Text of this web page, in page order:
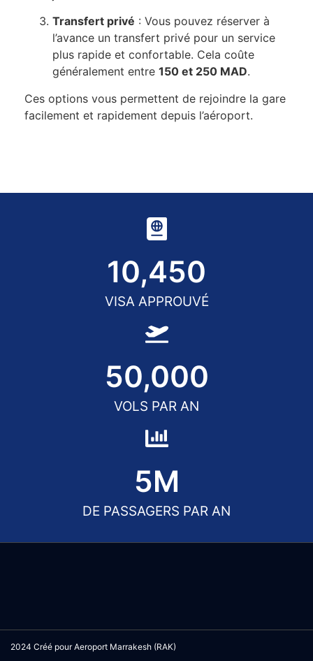
Transfert privé : Vous pouvez réserver à
l’avance un transfert privé pour un service
plus rapide et confortable. Cela coûte
généralement entre 150 et 250 MAD.
Ces options vous permettent de rejoindre la gare
facilement et rapidement depuis l’aéroport.
VISA APPROUVÉ
10,450
VOLS PAR AN
50,000
DE PASSAGERS PAR AN
5M
2024 Créé pour Aeroport Marrakesh (RAK)